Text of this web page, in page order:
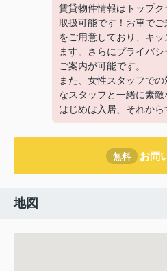
賃貸物件情報はトップ
取扱可能です！お車で
をご用意しており、キ
ます。さらにプライバ
ご案内が可能です。
また、女性スタッフで
なスタッフと一緒に素敵
はじめは入居、それか
無料 お問
地図